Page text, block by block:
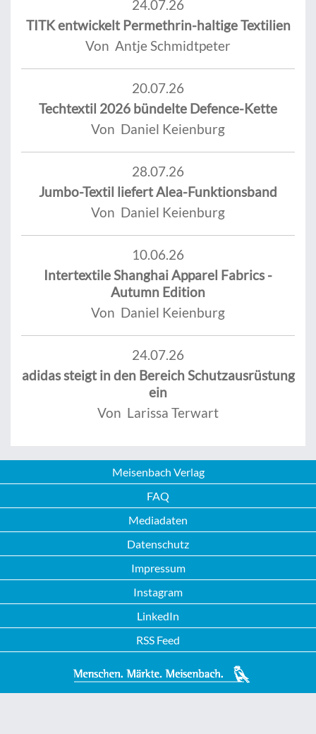
24.07.26
TITK entwickelt Permethrin-haltige Textilien
Von Antje Schmidtpeter
20.07.26
Techtextil 2026 bündelte Defence-Kette
Von Daniel Keienburg
28.07.26
Jumbo-Textil liefert Alea-Funktionsband
Von Daniel Keienburg
10.06.26
Intertextile Shanghai Apparel Fabrics -
Autumn Edition
Von Daniel Keienburg
24.07.26
adidas steigt in den Bereich Schutzausrüstung
ein
Von Larissa Terwart
Meisenbach Verlag
FAQ
Mediadaten
Datenschutz
Impressum
Instagram
LinkedIn
RSS Feed